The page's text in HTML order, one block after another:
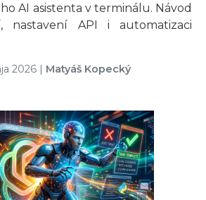
AI asistenta v terminálu. Návod
nastavení API i automatizaci
2026| Matyáš Kopecký